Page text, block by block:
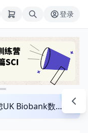
登录
2026年，我为什么劝你认真考虑UK Biobank数据库？来看看这个一对一指导发文班